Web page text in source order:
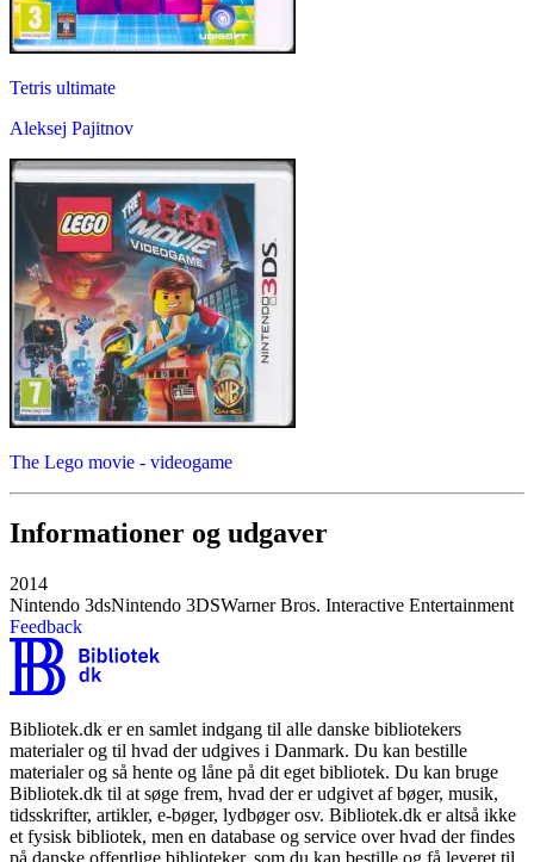
Tetris ultimate
Aleksej Pajitnov
The Lego movie - videogame
Informationer og udgaver
2014
Nintendo 3dsNintendo 3DSWarner Bros. Interactive Entertainment
Feedback
Bibliotek.dk er en samlet indgang til alle danske bibliotekers
materialer og til hvad der udgives i Danmark. Du kan bestille
materialer og så hente og låne på dit eget bibliotek. Du kan bruge
Bibliotek.dk til at søge frem, hvad der er udgivet af bøger, musik,
tidsskrifter, artikler, e-bøger, lydbøger osv. Bibliotek.dk er altså ikke
et fysisk bibliotek, men en database og service over hvad der findes